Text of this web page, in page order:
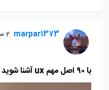
marpar1373 2 سال پیش
با ۹۰ اصل مهم ux آشنا شوید